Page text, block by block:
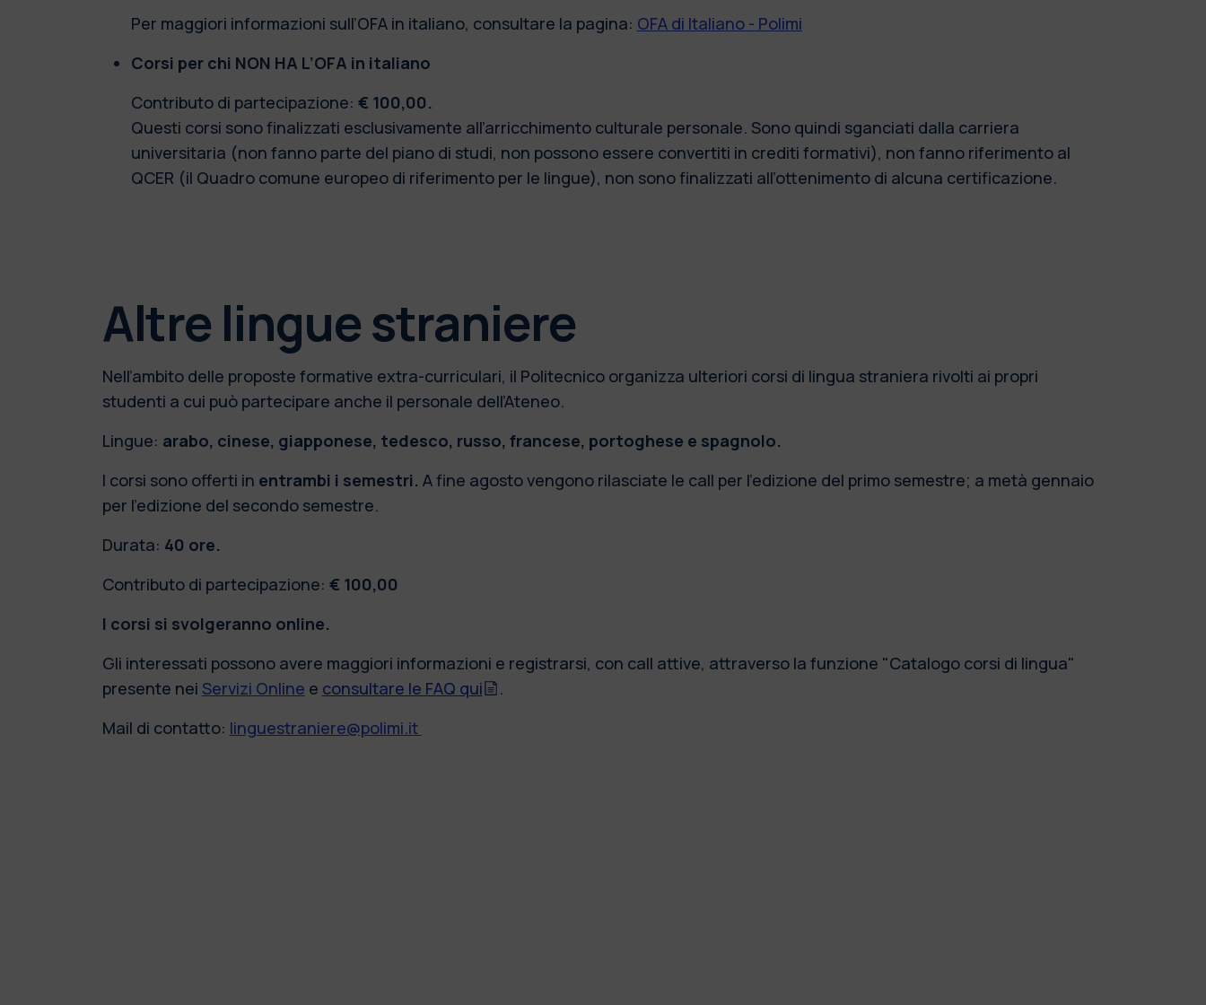
Per maggiori informazioni sull’OFA in italiano, consultare la pagina: OFA di Italiano - Polimi
Corsi per chi NON HA L’OFA in italiano
Contributo di partecipazione: € 100,00.
Questi corsi sono finalizzati esclusivamente all’arricchimento culturale personale. Sono quindi sganciati dalla carriera
universitaria (non fanno parte del piano di studi, non possono essere convertiti in crediti formativi), non fanno riferimento al
QCER (il Quadro comune europeo di riferimento per le lingue), non sono finalizzati all’ottenimento di alcuna certificazione.
Altre lingue straniere
Nell’ambito delle proposte formative extra-curriculari, il Politecnico organizza ulteriori corsi di lingua straniera rivolti ai propri
studenti a cui può partecipare anche il personale dell’Ateneo.
Lingue: arabo, cinese, giapponese, tedesco, russo, francese, portoghese e spagnolo.
I corsi sono offerti in entrambi i semestri. A fine agosto vengono rilasciate le call per l’edizione del primo semestre; a metà gennaio
per l’edizione del secondo semestre.
Durata: 40 ore.
Contributo di partecipazione: € 100,00
I corsi si svolgeranno online.
Gli interessati possono avere maggiori informazioni e registrarsi, con call attive, attraverso la funzione "Catalogo corsi di lingua"
presente nei Servizi Online e consultare le FAQ qui
.
Mail di contatto: linguestraniere@polimi.it